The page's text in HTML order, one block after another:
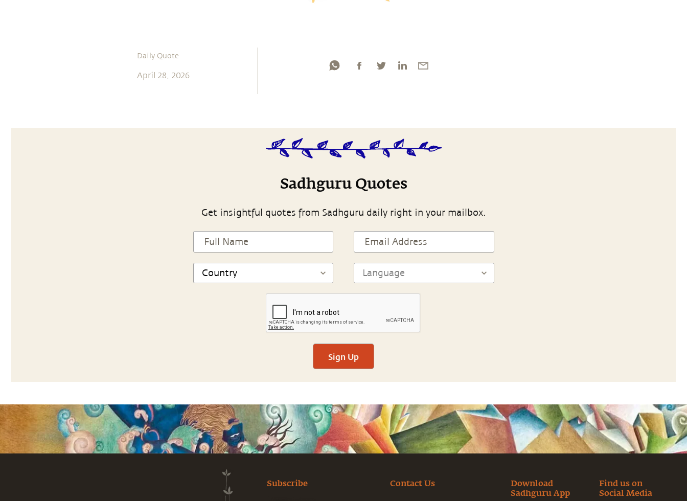
Daily Quote
April 28, 2026
Sadhguru Quotes
Get insightful quotes from Sadhguru daily right in your mailbox.
Sign Up
Subscribe Contact Us
Download
Sadhguru App
Find us on
Social Media